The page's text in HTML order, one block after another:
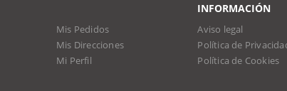
Mis Pedidos
Mis Direcciones
Mi Perfil
INFORMACIÓN
Aviso legal
Política de
Política de Cookies